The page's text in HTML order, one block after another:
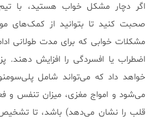
اگر دچار مشکل خواب هستید، با
صحبت کنید تا بتوانید از کمک‌های
مشکلات خوابی که برای مدت طولانی
اضطراب یا افسردگی را افزایش دهند.
خواهد داد که می‌تواند شامل
می‌شود و امواج مغزی، میزان تنفس و
قلب را نشان می‌دهد) باشد، تا